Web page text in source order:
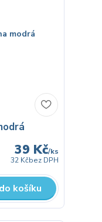
39 Kč/ks
32 Kčbez DPH
košíku